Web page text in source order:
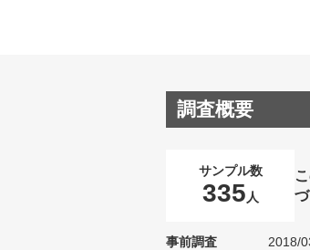
調査概要
サンプル数
335 人
事前調査
2018/